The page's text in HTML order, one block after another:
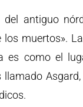
antiguo
los muertos».
es como el
llamado